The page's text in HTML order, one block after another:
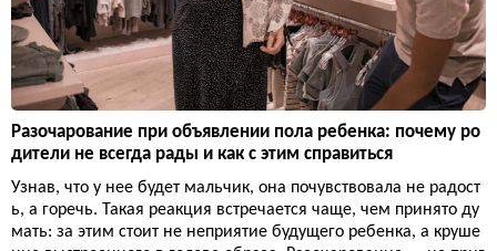
Разочарование при объявлении пола ребенка: почему ро
дители не всегда рады и как с этим справиться
Узнав, что у нее будет мальчик, она почувствовала не радост
ь, а горечь. Такая реакция встречается чаще, чем принято ду
мать: за этим стоит не неприятие будущего ребенка, а круше